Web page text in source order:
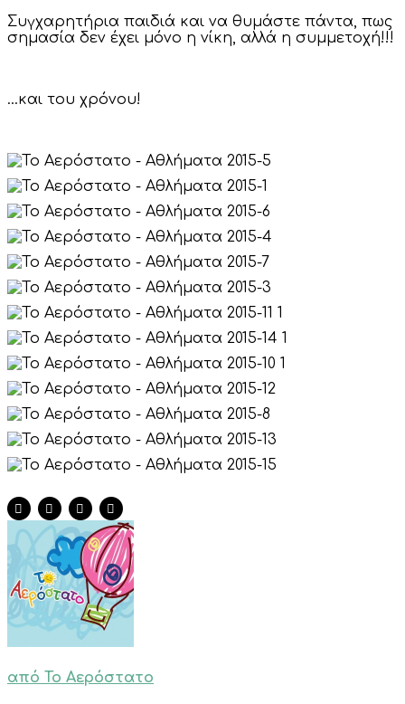
Συγχαρητήρια παιδιά και να θυμάστε πάντα, πως
σημασία δεν έχει μόνο η νίκη, αλλά η συμμετοχή!!!
…και του χρόνου!
από Το Αερόστατο